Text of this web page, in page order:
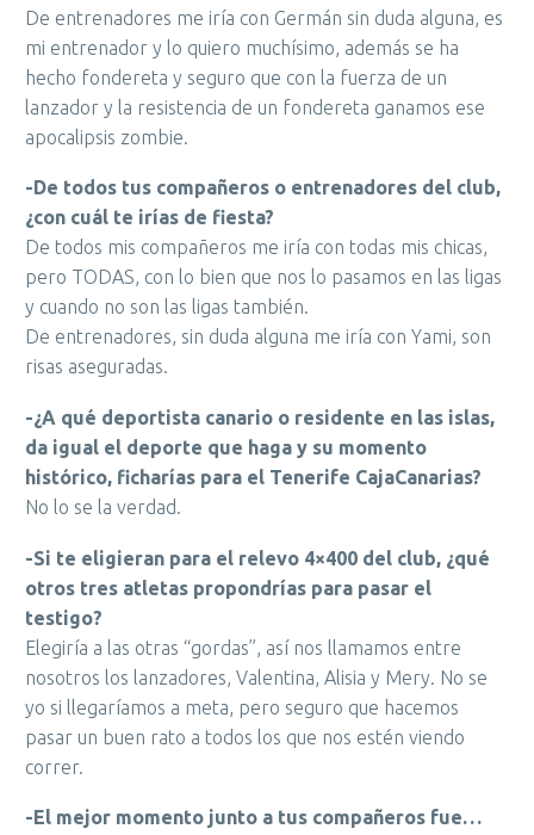
De entrenadores me iría con Germán sin duda alguna, es
mi entrenador y lo quiero muchísimo, además se ha
hecho fondereta y seguro que con la fuerza de un
lanzador y la resistencia de un fondereta ganamos ese
apocalipsis zombie.
-De todos tus compañeros o entrenadores del club,
¿con cuál te irías de fiesta?
De todos mis compañeros me iría con todas mis chicas,
pero TODAS, con lo bien que nos lo pasamos en las ligas
y cuando no son las ligas también.
De entrenadores, sin duda alguna me iría con Yami, son
risas aseguradas.
-¿A qué deportista canario o residente en las islas,
da igual el deporte que haga y su momento
histórico, ficharías para el Tenerife CajaCanarias?
No lo se la verdad.
-Si te eligieran para el relevo 4×400 del club, ¿qué
otros tres atletas propondrías para pasar el
testigo?
Elegiría a las otras “gordas”, así nos llamamos entre
nosotros los lanzadores, Valentina, Alisia y Mery. No se
yo si llegaríamos a meta, pero seguro que hacemos
pasar un buen rato a todos los que nos estén viendo
correr.
-El mejor momento junto a tus compañeros fue…